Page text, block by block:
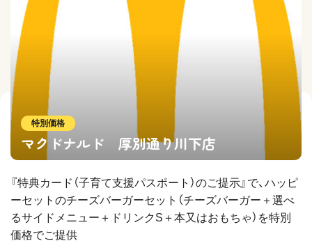
特別価格
マクドナルド 厚別通り川下店
『特典カード（子育て支援パスポート）のご提示』で、ハッピ
ーセットのチーズバーガーセット（チーズバーガー＋選べ
るサイドメニュー＋ドリンクS＋本又はおもちゃ）を特別
価格でご提供